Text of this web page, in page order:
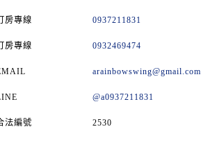
房專線 0937211831
房專線 0932469474
arainbowswing@gmail.com
@a0937211831
法編號 2530